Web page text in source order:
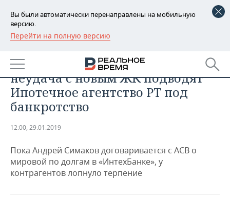
Вы были автоматически перенаправлены на мобильную
версию.
Перейти на полную версию
РЕГИОНЫ
БАШКОРТОСТАН
ТАТАРСТАН
УДМУРТИЯ
НОВОСТИ
АНАЛИТИКА
НОВОСТИ АНАЛИТИКИ
ДЕКЛАРАЦИИ О ДОХОДАХ
КОРОЛИ ГОСЗАКАЗА ПФО
ВУЗЫ ТАТАРСТАНА
ЭКОНОМИКА
НОВОСТИ ЭКОНОМИКИ
ФИНАНСЫ
БАНКИ
ПРОМЫШЛЕННОСТЬ
НОВОСТИ
ПРОМЫШЛЕННОСТИ
НЕДВИЖИМОСТЬ
НОВОСТИ НЕДВИЖИМОСТИ
АВТО
Как дружба с Мусиным и
неудача с новым ЖК подводят
Ипотечное агентство РТ под
банкротство
12:00, 29.01.2019
Пока Андрей Симаков договаривается с АСВ о
мировой по долгам в «ИнтехБанке», у
контрагентов лопнуло терпение